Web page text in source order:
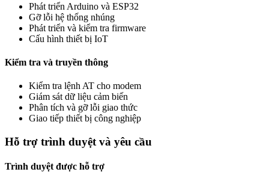
Phát triển Arduino và ESP32
Gỡ lỗi hệ thống nhúng
Phát triển và kiểm tra firmware
Cấu hình thiết bị IoT
Kiểm tra và truyền thông
Kiểm tra lệnh AT cho modem
Giám sát dữ liệu cảm biến
Phân tích và gỡ lỗi giao thức
Giao tiếp thiết bị công nghiệp
Hỗ trợ trình duyệt và yêu cầu
Trình duyệt được hỗ trợ